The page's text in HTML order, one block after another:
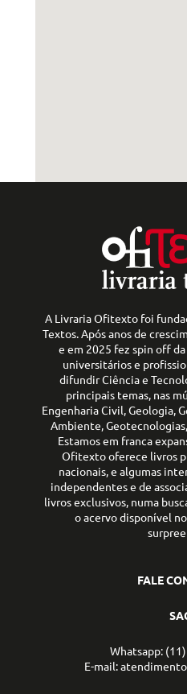
A Livraria Ofitexto foi
Textos. Após anos de
e em 2025 fez spin off
universitários e
difundir Ciência e
principais temas, nas
Engenharia Civil, Geologia,
Ambiente,
Estamos em franca
Ofitexto oferece livros
nacionais, e algumas
independentes e de
livros exclusivos, numa
o acervo disponível
FALE
Whatsapp:
E-mail: